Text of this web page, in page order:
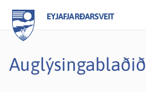
EYJAFJARÐARSVEIT
Auglýsingablaðið